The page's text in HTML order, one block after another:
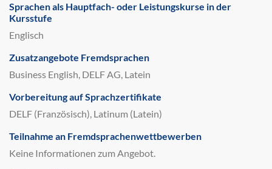
Sprachen als Hauptfach- oder Leistungskurse in der
Kursstufe
Englisch
Zusatzangebote Fremdsprachen
Business English, DELF AG, Latein
Vorbereitung auf Sprachzertifikate
DELF (Französisch), Latinum (Latein)
Teilnahme an Fremdsprachenwettbewerben
Keine Informationen zum Angebot.